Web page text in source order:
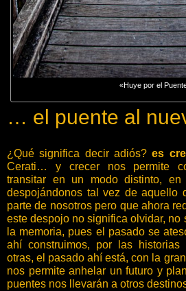
«Huye por el
… el puente al
¿Qué significa decir adiós?es
Cerati… y crecer nos permite
transitar en un modo distinto, en
despojándonos tal vez de aquello
parte de nosotros pero que ahora
este despojo no significa olvidar, no
la memoria, pues el pasado se
ahí construimos, por las
otras, el pasado ahí está, con la
nos permite anhelar un futuro y
puentes nos llevarán a otros